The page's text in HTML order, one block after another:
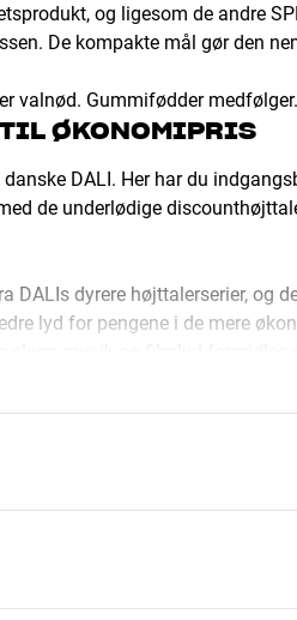
og ligesom de andre
De kompakte mål gør den
valnød. Gummifødder medfølger.
ØKONOMIPRIS
DALI. Her har du
de underlødige
DALIs dyrere højttalerserier, og
lyd for pengene i de mere
musik og filmlyd formidles
du en eller to klasser op til